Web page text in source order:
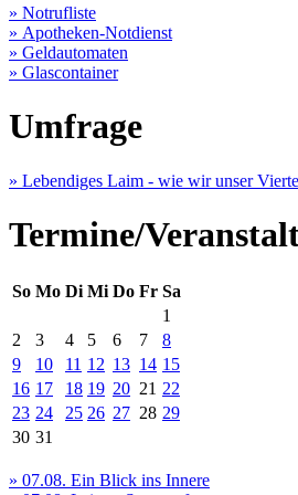
» Notrufliste
» Apotheken-Notdienst
» Geldautomaten
» Glascontainer
Umfrage
» Lebendiges Laim - wie wir unser
Termine/
So Mo Di Mi Do Fr Sa
1
2
3 4 5 6 7
8
9
10 11 12 13 14 15
16 17 18 19 20 21 22
23 24 25 26 27 28 29
30 31
» 07.08. Ein Blick ins Innere